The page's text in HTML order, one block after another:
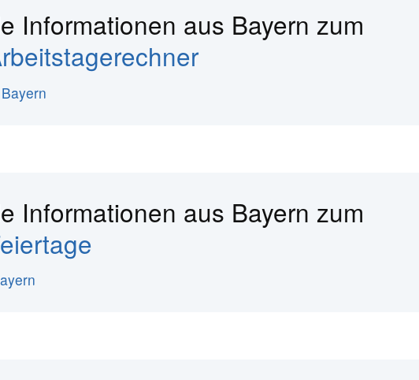
Informationen aus Bayern zum
Informationen aus Bayern zum